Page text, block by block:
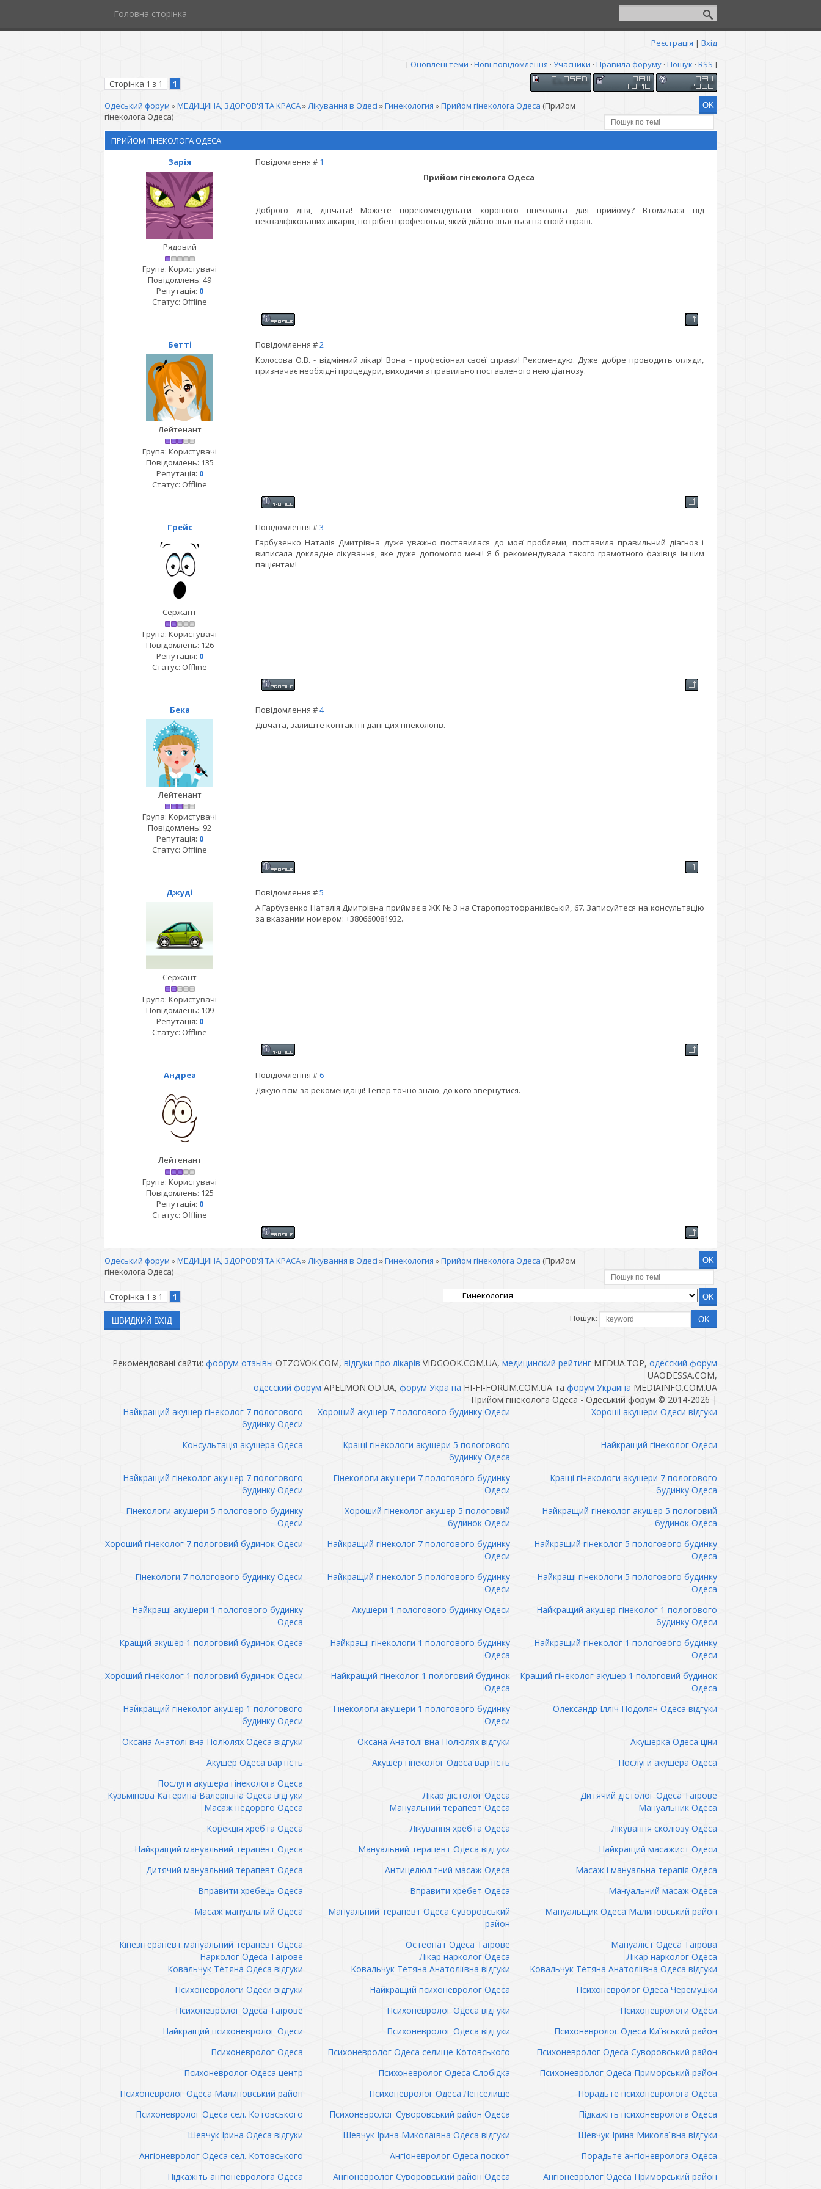
Головна сторінка
Реєстрація | Вхід
[Оновлені теми · Нові повідомлення · Учасники · Правила форуму· Пошук · RSS ]
Сторінка 1 з 1
1
Одеський форум »МЕДИЦИНА, ЗДОРОВ'Я ТА КРАСА»Лікування в Одесі »Гинекология »Прийом гінеколога Одеса (Прийом
гінеколога Одеса)
ПРИЙОМ ГІНЕКОЛОГА ОДЕСА
Зарія
Повідомлення # 1
Рядовий
Група: Користувачі
Повідомлень: 49
Репутація: 0
Статус: Offline
Прийом гінеколога Одеса
Доброго дня, дівчата! Можете порекомендувати хорошого гінеколога для прийому? Втомилася від
некваліфікованих лікарів, потрібен професіонал, який дійсно знається на своїй справі.
Бетті Повідомлення #2
Лейтенант
Група: Користувачі
Повідомлень: 135
Репутація: 0
Статус: Offline
Колосова О.В. - відмінний лікар! Вона - професіонал своєї справи! Рекомендую. Дуже добре проводить огляди,
призначає необхідні процедури, виходячи з правильно поставленого нею діагнозу.
Грейс Повідомлення #3
Сержант
Група: Користувачі
Повідомлень: 126
Репутація: 0
Статус: Offline
Гарбузенко Наталія Дмитрівна дуже уважно поставилася до моєї проблеми, поставила правильний діагноз і
виписала докладне лікування, яке дуже допомогло мені! Я б рекомендувала такого грамотного фахівця іншим
пацієнтам!
Бека Повідомлення #4
Лейтенант
Група: Користувачі
Повідомлень: 92
Репутація: 0
Статус: Offline
Дівчата, залиште контактні дані цих гінекологів.
Джуді Повідомлення #5
Сержант
Група: Користувачі
Повідомлень: 109
Репутація: 0
Статус: Offline
А Гарбузенко Наталія Дмитрівна приймає в ЖК № 3 на Старопортофранківській, 67. Записуйтеся на консультацію
за вказаним номером: +380660081932.
Андреа Повідомлення # 6
Лейтенант
Група: Користувачі
Повідомлень: 125
Репутація: 0
Статус: Offline
Дякую всім за рекомендації! Тепер точно знаю, до кого звернутися.
Одеський форум »МЕДИЦИНА, ЗДОРОВ'Я ТА КРАСА»Лікування в Одесі »Гинекология »Прийом гінеколога Одеса (Прийом
гінеколога Одеса)
Сторінка 1 з 1
1
Пошук:
Рекомендовані сайти: фоорум отзывы OTZOVOK.COM, відгуки про лікарів VIDGOOK.COM.UA, медицинский рейтингMEDUA.TOP, одесский форум
UAODESSA.COM,
одесский форум APELMON.OD.UA, форум Україна HI-FI-FORUM.COM.UA та форум Украина MEDIAINFO.COM.UA
Прийом гінеколога Одеса - Одеський форум © 2014-2026 |
Найкращий акушер гінеколог 7 пологового
будинку Одеси
Хороший акушер 7 пологового будинку Одеси Хороші акушери Одеси відгуки
Консультація акушера Одеса
Кращі гінекологи акушери 5 пологового
будинку Одеса
Найкращий гінеколог Одеси
Найкращий гінеколог акушер 7 пологового
будинку Одеси
Гінекологи акушери 7 пологового будинку
Одеси
Кращі гінекологи акушери 7 пологового
будинку Одеса
Гінекологи акушери 5 пологового будинку
Одеси
Хороший гінеколог акушер 5 пологовий
будинок Одеси
Найкращий гінеколог акушер 5 пологовий
будинок Одеса
Хороший гінеколог 7 пологовий будинок Одеси
Найкращий гінеколог 7 пологового будинку
Одеси
Найкращий гінеколог 5 пологового будинку
Одеса
Гінекологи 7 пологового будинку Одеси
Найкращий гінеколог 5 пологового будинку
Одеси
Найкращі гінекологи 5 пологового будинку
Одеса
Найкращі акушери 1 пологового будинку
Одеса
Акушери 1 пологового будинку Одеси
Найкращий акушер-гінеколог 1 пологового
будинку Одеси
Кращий акушер 1 пологовий будинок Одеса
Найкращі гінекологи 1 пологового будинку
Одеса
Найкращий гінеколог 1 пологового будинку
Одеси
Хороший гінеколог 1 пологовий будинок Одеси
Найкращий гінеколог 1 пологовий будинок
Одеса
Кращий гінеколог акушер 1 пологовий будинок
Одеса
Найкращий гінеколог акушер 1 пологового
будинку Одеси
Гінекологи акушери 1 пологового будинку
Одеси
Олександр Ілліч Подолян Одеса відгуки
Оксана Анатоліївна Полюлях Одеса відгуки Оксана Анатоліївна Полюлях відгуки
Акушерка Одеса ціни
Акушер Одеса вартість
Акушер гінеколог Одеса вартість
Послуги акушера Одеса
Послуги акушера гінеколога Одеса
Кузьмінова Катерина Валеріївна Одеса відгуки
Лікар дієтолог Одеса
Дитячий дієтолог Одеса Таїрове
Масаж недорого Одеса
Мануальний терапевт Одеса
Мануальник Одеса
Корекція хребта Одеса
Лікування хребта Одеса
Лікування сколіозу Одеса
Найкращий мануальний терапевт Одеса
Мануальний терапевт Одеса відгуки
Найкращий масажист Одеси
Дитячий мануальний терапевт Одеса
Антицелюлітний масаж Одеса
Масаж і мануальна терапія Одеса
Вправити хребець Одеса
Вправити хребет Одеса
Мануальний масаж Одеса
Масаж мануальний Одеса
Мануальний терапевт Одеса Суворовський
район
Мануальщик Одеса Малиновський район
Кінезітерапевт мануальний терапевт Одеса Остеопат Одеса Таїрове
Мануаліст Одеса Таїрова
Нарколог Одеса Таїрове
Лікар нарколог Одеса
Лікар нарколог Одеса
Ковальчук Тетяна Одеса відгуки
Ковальчук Тетяна Анатоліївна відгуки
Ковальчук Тетяна Анатоліївна Одеса відгуки
Психоневрологи Одеси відгуки
Найкращий психоневролог Одеса
Психоневролог Одеса Черемушки
Психоневролог Одеса Таїрове
Психоневролог Одеса відгуки
Психоневрологи Одеси
Найкращий психоневролог Одеси
Психоневролог Одеса відгуки
Психоневролог Одеса Київський район
Психоневролог Одеса
Психоневролог Одеса селище Котовського
Психоневролог Одеса Суворовський район
Психоневролог Одеса центр
Психоневролог Одеса Слобідка
Психоневролог Одеса Приморський район
Психоневролог Одеса Малиновський район
Психоневролог Одеса Ленселище
Порадьте психоневролога Одеса
Психоневролог Одеса сел. Котовського
Психоневролог Суворовський район Одеса
Підкажіть психоневролога Одеса
Шевчук Ірина Одеса відгуки
Шевчук Ірина Миколаївна Одеса відгуки
Шевчук Ірина Миколаївна відгуки
Ангіоневролог Одеса сел. Котовського
Ангіоневролог Одеса поскот
Порадьте ангіоневролога Одеса
Підкажіть ангіоневролога Одеса
Ангіоневролог Суворовський район Одеса Ангіоневролог Одеса Приморський район